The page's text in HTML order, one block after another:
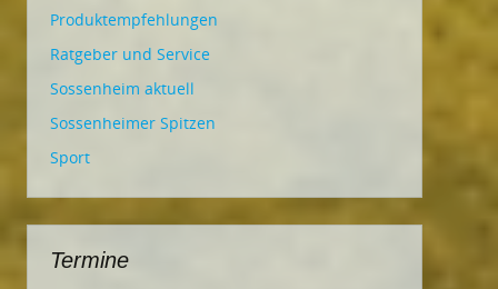
Produktempfehlungen
Ratgeber und Service
Sossenheim aktuell
Sossenheimer Spitzen
Sport
Termine